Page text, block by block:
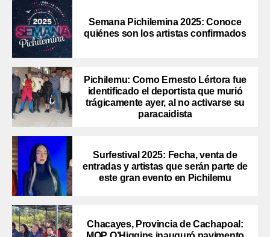
Semana Pichilemina 2025: Conoce
quiénes son los artistas confirmados
Pichilemu: Como Ernesto Lértora fue
identificado el deportista que murió
trágicamente ayer, al no activarse su
paracaidista
Surfestival 2025: Fecha, venta de
entradas y artistas que serán parte de
este gran evento en Pichilemu
Chacayes, Provincia de Cachapoal: